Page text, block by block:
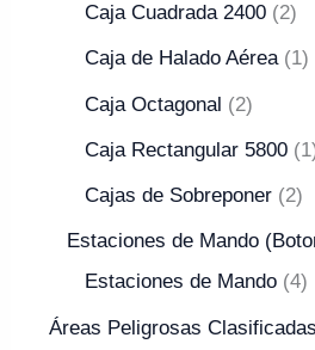
Caja Cuadrada 2400
2
Caja de Halado Aérea 1
Caja Octagonal 2
Caja Rectangular 5800 1
Cajas de Sobreponer 2
Estaciones de Mando
Estaciones de Mando 4
Áreas Peligrosas Clasificadas